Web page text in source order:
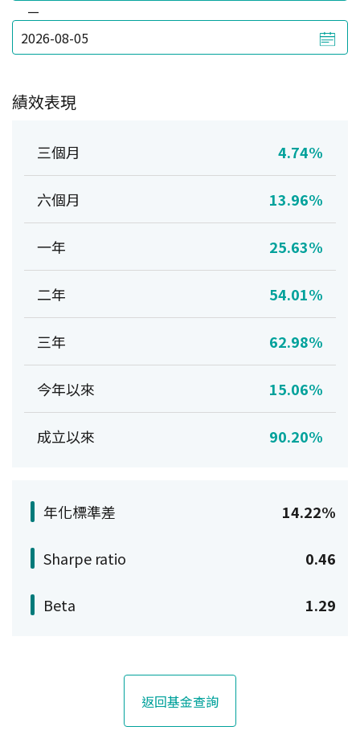
—
績效表現
三個月 4.74%
六個月 13.96%
一年 25.63%
二年 54.01%
三年 62.98%
今年以來 15.06%
成立以來 90.20%
年化標準差 14.22%
Sharpe ratio 0.46
Beta 1.29
返回基金查詢